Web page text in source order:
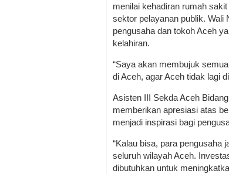
menilai kehadiran rumah
sektor pelayanan publik. Wali
pengusaha dan tokoh Aceh
kelahiran.
“Saya akan membujuk
di Aceh, agar Aceh tidak lagi
Asisten III Sekda Aceh
memberikan apresiasi atas
menjadi inspirasi bagi
“Kalau bisa, para pengusaha
seluruh wilayah Aceh.
dibutuhkan untuk